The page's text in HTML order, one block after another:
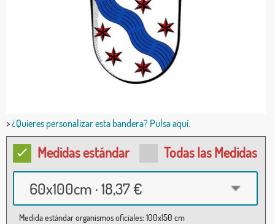
>¿Quieres personalizar esta bandera? Pulsa aquí.
Medidas estándar Todas las Medidas
60x100cm · 18,37 €
Medida estándar organismos oficiales: 100x150 cm